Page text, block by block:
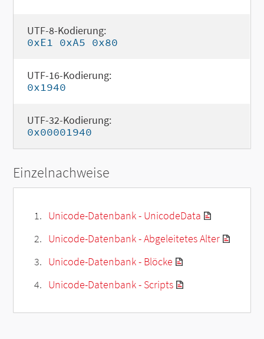
UTF-8-Kodierung:
0xE1 0xA5 0x80
UTF-16-Kodierung:
0x1940
UTF-32-Kodierung:
0x00001940
Einzelnachweise
Unicode-Datenbank - UnicodeData
Unicode-Datenbank - Abgeleitetes Alter
Unicode-Datenbank - Blöcke
Unicode-Datenbank - Scripts